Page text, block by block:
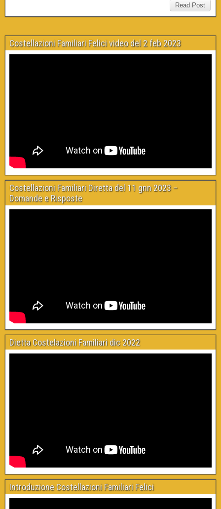
Read Post
Costellazioni Familiari Felici video del 2 feb 2023
Costellazioni Familiari Diretta del 11 gnn 2023 –
Domande e Risposte
Dietta Costelazioni Familiari dic 2022
Introduzione Costellazioni Familiari Felici